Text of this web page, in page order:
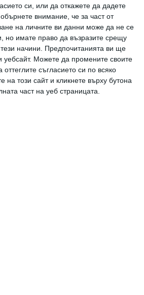
си, или да откажете да дадете
внимание, че за част от
на личните ви данни може да не се
но имате право да възразите срещу
начини. Предпочитанията ви ще
уебсайт. Можете да промените своите
съгласието си по всяко
на този сайт и кликнете върху бутона
част на уеб страницата.